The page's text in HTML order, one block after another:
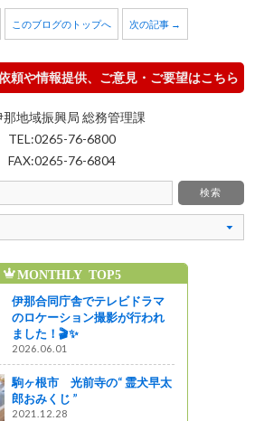
このブログのトップへ 次の記事 →
頼や情報提供、ご意見・ご要望はこちら
那地域振興局 総務管理課
TEL:0265-76-6800
FAX:0265-76-6804
MONTHLY TOP5
伊那合同庁舎でテレビドラマ
のロケーション撮影が行われ
ました！🎬✨
2026.06.01
駒ヶ根市 光前寺の“ 霊犬早太
郎おみくじ ”
2021.12.28